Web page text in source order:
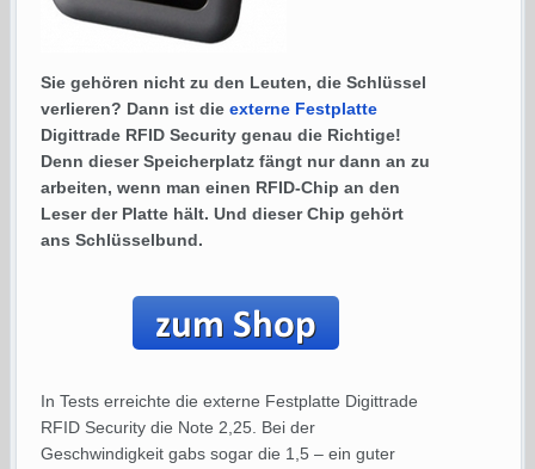
Sie gehören nicht zu den Leuten, die Schlüssel
verlieren? Dann ist dieexterne Festplatte
Digittrade RFID Security genau die Richtige!
Denn dieser Speicherplatz fängt nur dann an zu
arbeiten, wenn man einen RFID-Chip an den
Leser der Platte hält. Und dieser Chip gehört
ans Schlüsselbund.
In Tests erreichte die externe Festplatte Digittrade
RFID Security die Note 2,25. Bei der
Geschwindigkeit gabs sogar die 1,5 – ein guter